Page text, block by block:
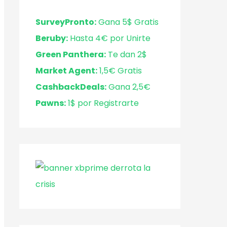
SurveyPronto:Gana 5$ Gratis
Beruby: Hasta 4€ por Unirte
Green Panthera: Te dan 2$
Market Agent:1,5€ Gratis
CashbackDeals:Gana 2,5€
Pawns:1$ por Registrarte